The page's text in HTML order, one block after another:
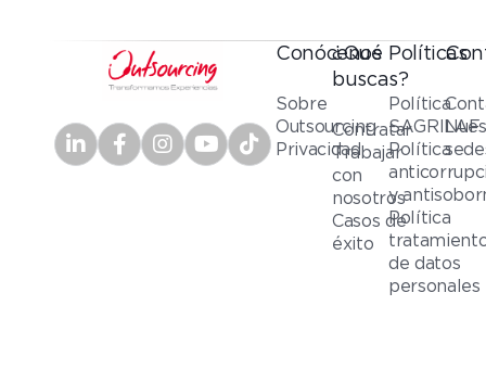
Conócenos
Sobre
Outsourcing
Privacidad
¿Qué
buscas?
Contratar
Trabajar
con
nosotros
Casos de
éxito
Políticas
Política
SAGRILAF
Política
y
Política
de datos
personales